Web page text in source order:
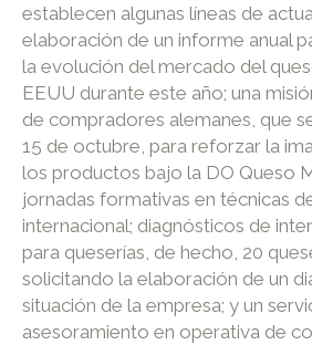
establecen algunas líneas de
elaboración de un informe anual
la evolución del mercado del
EEUU durante este año; una
de compradores alemanes, que
15 de octubre, para reforzar la
los productos bajo la DO Queso
jornadas formativas en técnicas
internacional; diagnósticos de
para queserías, de hecho, 20
solicitando la elaboración de un
situación de la empresa; y un
asesoramiento en operativa de